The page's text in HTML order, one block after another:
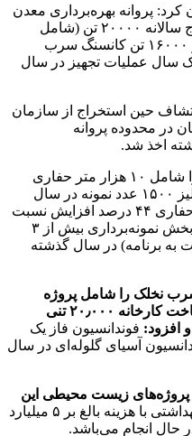
پروانه بهره‌برداری معدن
سرب چاه خربزه با ظرفیت استخراج سالانه ۲۰۰۰۰ تن (شامل
۴۰۰۰ تن کانسنگ سرب سولفیدی و ۱۶۰۰۰ تن کانسنگ سرب
به همراه یک سال عملیات تجهیز در سال
حین استخراج از سازمان
در محدوده پروانه
اخذ شد.
وی برنامه اکتشاف در سال ۱۴۰۰ را شامل ۱۰ هزار متر حفاری
گمانه اکتشافی و نمونه برداری و آنالیز ۱۵۰۰ عدد نمونه در سال
۱۴۰۰ عنوان کرد و افزود: در بخش حفاری ۴۴ درصد افزایش نسبت
به برنامه (۱۳۲۴۲ متر حفاری) و در بخش نمونه‌برداری بیش از ۳
نسبت به برنامه) در سال گذشته
نخلک را شامل پروژه
مکانیزه کردن معدن (اسپیرال) و ساخت کارخانه ۲۰٫۰۰۰ تنی
افزود: فوندانسیون فاز یک
آسیای گلوله‌ای در سال
پروژه‌های زیست محیطی این
پکیج تصفیه فاضلاب بهداشتی با هزینه بالغ بر ۵ میلیارد